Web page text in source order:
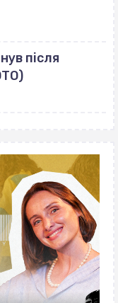
після